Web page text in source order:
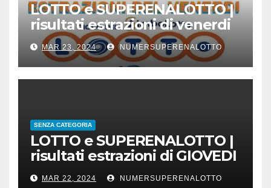
LOTTO e SUPERENALOTTO |
risultati estrazioni di venerdi
22 marzo 2024
MAR 23, 2024 NUMERSUPERENALOTTO
SENZA CATEGORIA
LOTTO e SUPERENALOTTO |
risultati estrazioni di GIOVEDI
21 marzo 2024
MAR 22, 2024 NUMERSUPERENALOTTO
CONC.212 MERCOLEDI 20 MARZO 2024